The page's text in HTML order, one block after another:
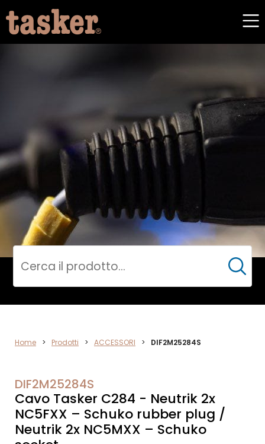
ACCESSORI
Cerca
Home > Prodotti > ACCESSORI > DIF2M25284S
DIF2M25284S
Cavo Tasker C284 - Neutrik 2x
NC5FXX – Schuko rubber plug /
Neutrik 2x NC5MXX – Schuko